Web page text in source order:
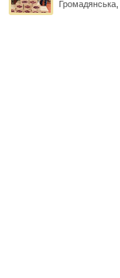
Громадянська